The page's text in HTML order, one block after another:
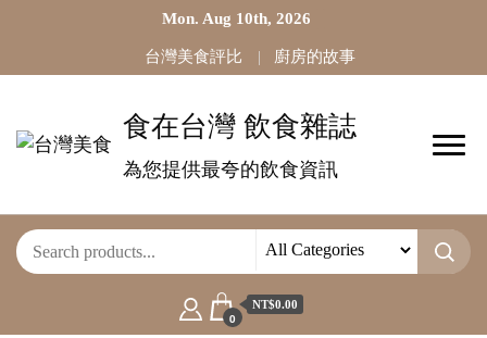
Mon. Aug 10th, 2026
台灣美食評比 廚房的故事
食在台灣 飲食雜誌
為您提供最夸的飲食資訊
0
NT$0.00